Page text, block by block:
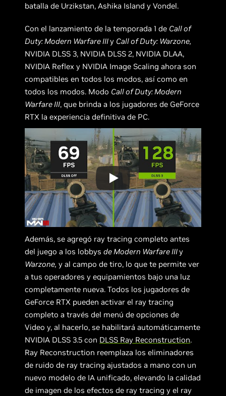
batalla de Urzikstan, Ashika Island y Vondel.
Con el lanzamiento de la temporada 1 de Call of
Duty: Modern Warfare IIIy Call of Duty: Warzone,
NVIDIA DLSS 3, NVIDIA DLSS 2, NVIDIA DLAA,
NVIDIA Reflex y NVIDIA Image Scaling ahora son
compatibles en todos los modos, así como en
todos los modos. Modo Call of Duty: Modern
Warfare III, que brinda a los jugadores de GeForce
RTX la experiencia definitiva de PC.
Además, se agregó ray tracing completo antes
del juego a los lobbysde Modern Warfare IIIy
Warzone, y al campo de tiro, lo que te permite ver
a tus operadores y equipamientos bajo una luz
completamente nueva. Todos los jugadores de
GeForce RTX pueden activar el ray tracing
completo a través del menú de opciones de
Video y, al hacerlo, se habilitará automáticamente
NVIDIA DLSS 3.5 con DLSS Ray Reconstruction.
Ray Reconstruction reemplaza los eliminadores
de ruido de ray tracing ajustados a mano con un
nuevo modelo de IA unificado, elevando la calidad
de imagen de los efectos de ray tracing y el ray